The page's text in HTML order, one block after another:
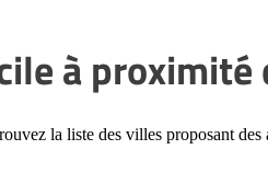
à
la liste des villes proposant des